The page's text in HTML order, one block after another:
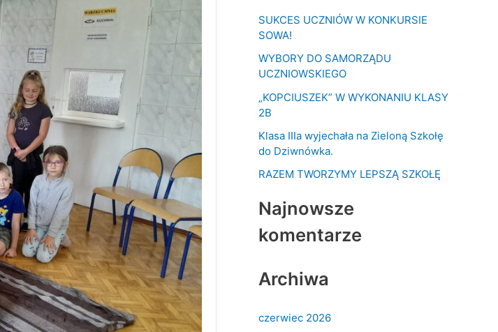
a
d
a
:
SUKCES UCZNIÓW W KONKURSIE
SOWA!
WYBORY DO SAMORZĄDU
UCZNIOWSKIEGO
„KOPCIUSZEK” W WYKONANIU KLASY
2B
Klasa IIIa wyjechała na Zieloną Szkołę
do Dziwnówka.
RAZEM TWORZYMY LEPSZĄ SZKOŁĘ
Najnowsze
komentarze
Archiwa
czerwiec 2026